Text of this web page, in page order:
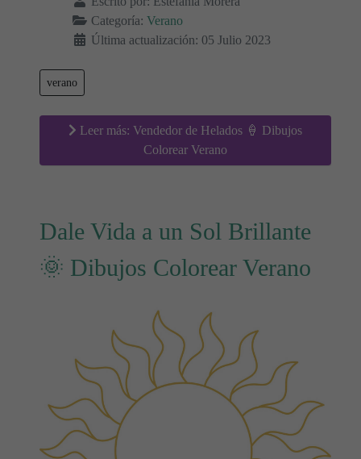
Categoría: Verano
Última actualización: 05 Julio 2023
verano
Leer más: Vendedor de Helados 🍦 Dibujos
Colorear Verano
Dale Vida a un Sol Brillante
🌞 Dibujos Colorear Verano